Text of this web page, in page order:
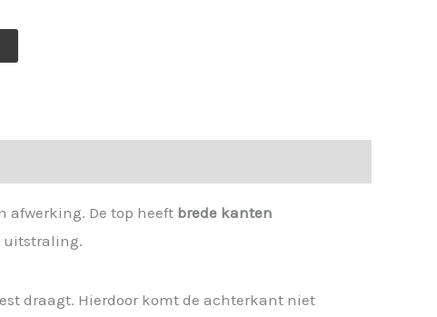
afwerking. De top heeft brede kanten
uitstraling.
draagt. Hierdoor komt de achterkant niet